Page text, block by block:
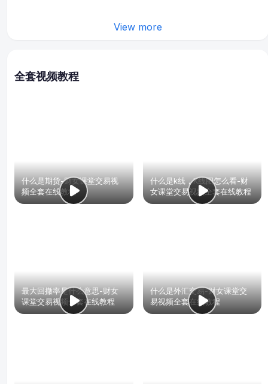
View more
全套视频教程
什么是期货-财女课堂交易视
频全套在线教程
什么是k线，K线图怎么看-财
女课堂交易视频全套在线教程
最大回撤率是什么意思-财女
课堂交易视频全套在线教程
什么是外汇交易-财女课堂交
易视频全套在线教程